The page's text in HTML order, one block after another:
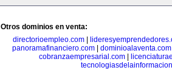
Otros dominios en venta:
directorioempleo.com
panoramafinanciero.com
dominioalaventa.com
cobranzaempresarial.com